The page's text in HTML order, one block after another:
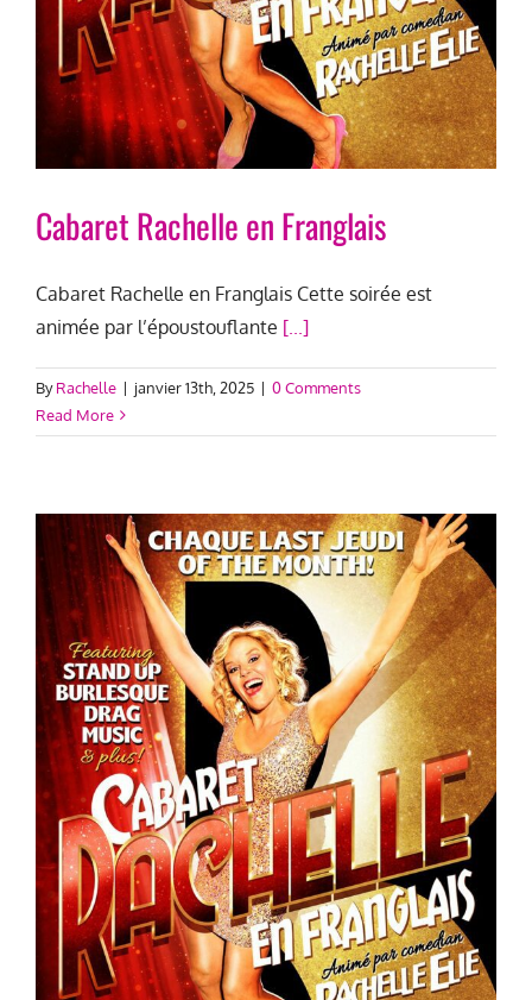
Cabaret Rachelle en Franglais
Cabaret Rachelle en Franglais Cette soirée est
animée par l’époustouflante [...]
ByRachelle | janvier 13th, 2025 | 0 Comments
Read More